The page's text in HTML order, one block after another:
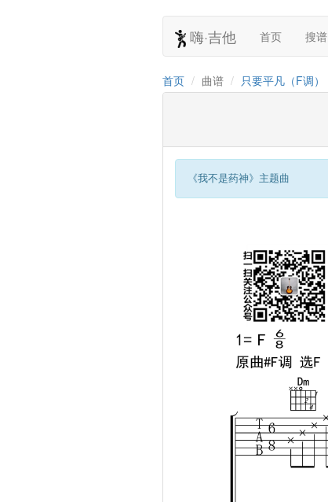
嗨·吉他 首页 搜谱
首页 曲谱 只要平凡（F调）
《我不是药神》主题曲